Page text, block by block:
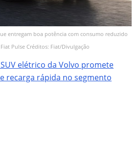
entregam boa potência com consumo reduzido
Pulse Créditos: Fiat/Divulgação
elétrico da Volvo promete
recarga rápida no segmento